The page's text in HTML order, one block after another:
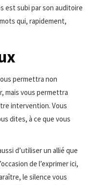
est subi par son auditoire
qui, rapidement,
permettra non
mais vous permettra
intervention. Vous
dites, à ce que vous
d’utiliser un allié que
de l’exprimer ici,
le silence vous